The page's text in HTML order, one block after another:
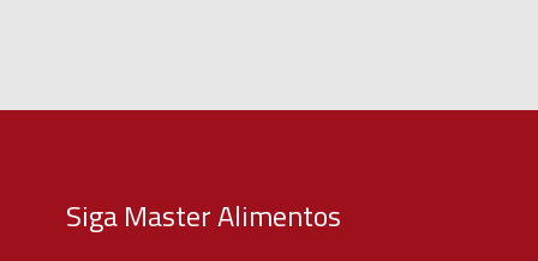
Siga Master Alimentos